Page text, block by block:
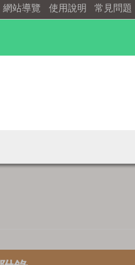
網站導覽 使用說明 常見問題